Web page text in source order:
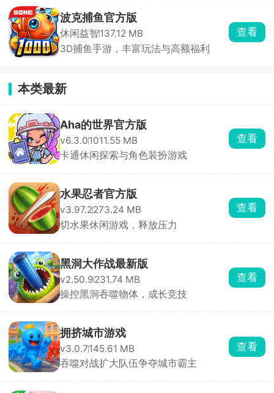
波克捕鱼官方版
休闲益智137.12 MB
3D捕鱼手游，丰富玩法与高额福利
查看
本类最新
Aha的世界官方版
v6.3.01011.55 MB
卡通休闲探索与角色装扮游戏
查看
水果忍者官方版
v3.97.2273.24 MB
切水果休闲游戏，释放压力
查看
黑洞大作战最新版
v2.50.9231.74 MB
操控黑洞吞噬物体，成长竞技
查看
拥挤城市游戏
v3.0.7145.61 MB
吞噬对战扩大队伍争夺城市霸主
查看